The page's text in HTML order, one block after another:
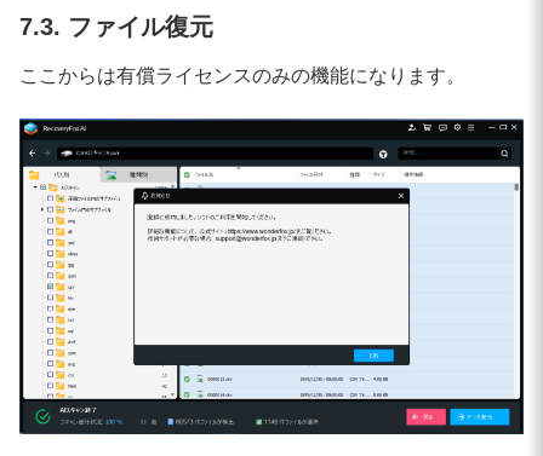
7.3. ファイル復元
ここからは有償ライセンスのみの機能になります。